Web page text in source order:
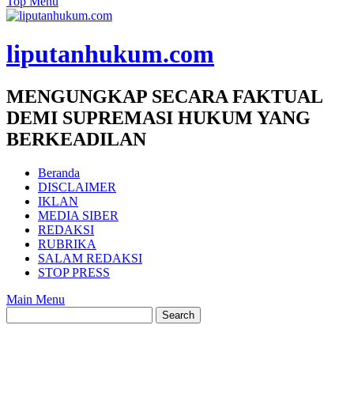
liputanhukum.com
MENGUNGKAP SECARA FAKTUAL
DEMI SUPREMASI HUKUM YANG
BERKEADILAN
Beranda
DISCLAIMER
IKLAN
MEDIA SIBER
REDAKSI
RUBRIKA
SALAM REDAKSI
STOP PRESS
Main Menu